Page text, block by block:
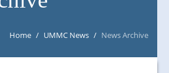
NEWS/EVENTS
Home / UMMC News / News Archive